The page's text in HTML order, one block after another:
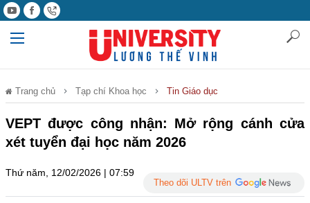
Trang chủ Tạp chí Khoa học Tin Giáo dục
VEPT được công nhận: Mở rộng cánh cửa
xét tuyển đại học năm 2026
Thứ năm, 12/02/2026 | 07:59
Theo dõi ULTV trên